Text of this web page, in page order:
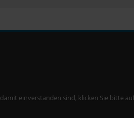
einverstanden sind, klicken Sie bitte